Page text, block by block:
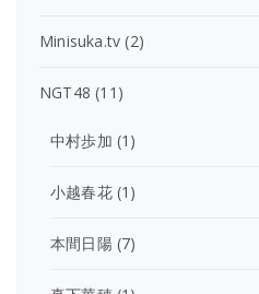
Minisuka.tv (2)
NGT48 (11)
中村歩加 (1)
小越春花(1)
本間日陽(7)